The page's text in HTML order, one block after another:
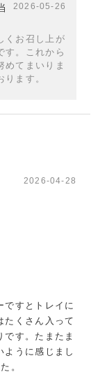
2026-05-26
くお召し上が
す。これから
めてまいりま
ます。
2026-04-28
ですとトレイに
たくさん入って
す。たまたま
ように感じまし
。